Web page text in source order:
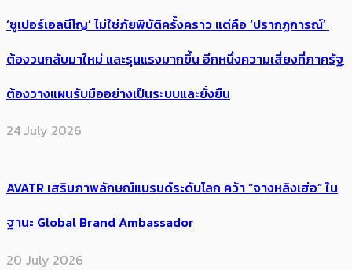
‘ซูเปอร์เอลนีโญ’ ไม่ใช่ภัยพิบัติครั้งคราว แต่คือ ‘ปรากฏการณ์’ ​
ต้อง​วนกลับมาใหม่ และรุนแรงมากขึ้น อีกหนึ่งความเสี่ยงที่ภาครัฐ
ต้องวางแผนรับมืออย่างเป็นระบบและยั่งยืน
24 July 2026
AVATR เสริมภาพลักษณ์แบรนด์ระดับโลก คว้า “จางหลิงเฮ่อ” ใน
ฐานะ Global Brand Ambassador
20 July 2026